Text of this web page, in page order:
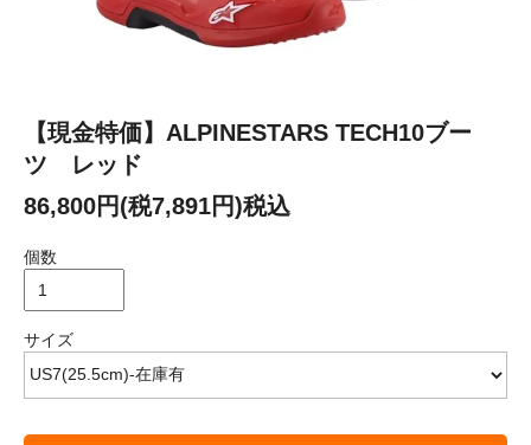
【現金特価】ALPINESTARS TECH10ブー
ツ レッド
86,800円(税7,891円)税込
個数
サイズ